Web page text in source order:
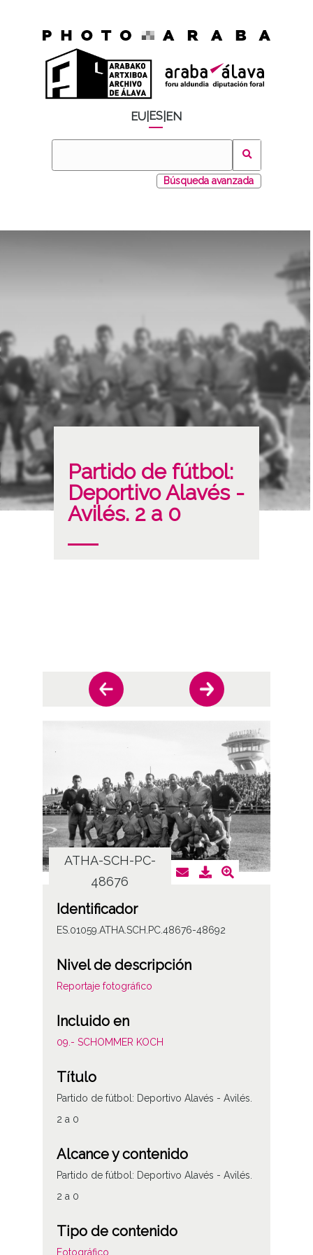
EU ES EN
Búsqueda avanzada
Partido de fútbol:
Deportivo Alavés -
Avilés. 2 a 0
ATHA-SCH-PC-
48676
Identificador
ES.01059.ATHA.SCH.PC.48676-48692
Nivel de descripción
Reportaje fotográfico
Incluido en
09.- SCHOMMER KOCH
Título
Partido de fútbol: Deportivo Alavés - Avilés.
2 a 0
Alcance y contenido
Partido de fútbol: Deportivo Alavés - Avilés.
2 a 0
Tipo de contenido
Fotográfico